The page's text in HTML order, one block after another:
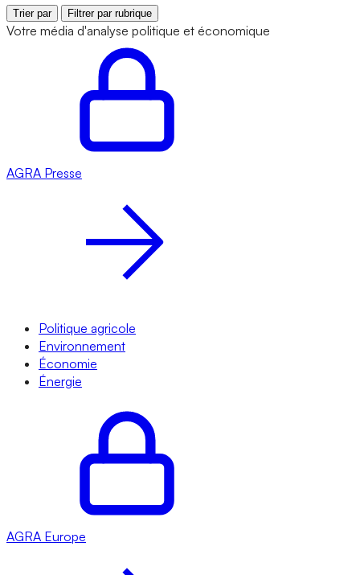
Trier par Filtrer par rubrique
Votre média d'analyse politique et économique
AGRA Presse
Politique agricole
Environnement
Économie
Énergie
AGRA Europe